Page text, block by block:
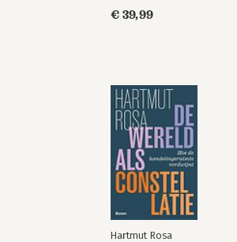
AI-personalisatie
strategie
€ 39,99
Hartmut Rosa